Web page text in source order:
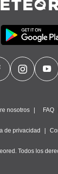
nosotros FAQ
de privacidad
Todos los